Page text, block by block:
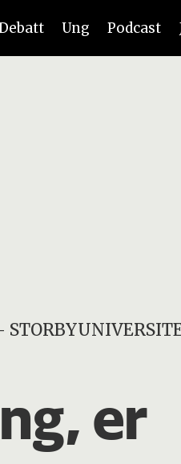
Ung Podcast
er